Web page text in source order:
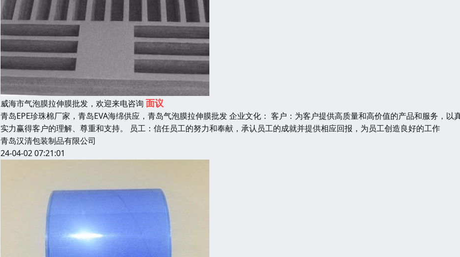
威海市气泡膜拉伸膜批发，欢迎来电咨询 面议
青岛EPE珍珠棉厂家，青岛EVA海绵供应，青岛气泡膜拉伸膜批发 企业文化： 客户：为客户提供高质量和高价值的产品和服务，以
实力赢得客户的理解、尊重和支持。 员工：信任员工的努力和奉献，承认员工的成就并提供相应回报，为员工创造良好的工作
青岛汉清包装制品有限公司
24-04-02 07:21:01